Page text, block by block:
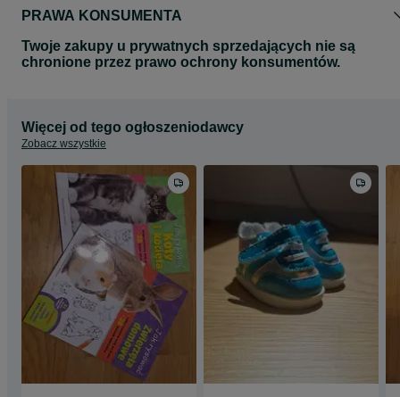
PRAWA KONSUMENTA
Twoje zakupy u prywatnych sprzedających nie są
chronione przez prawo ochrony konsumentów.
Więcej od tego ogłoszeniodawcy
Zobacz wszystkie